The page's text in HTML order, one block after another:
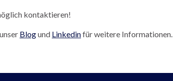
kontaktieren!
Blogund Linkedinfür weitere Informationen.